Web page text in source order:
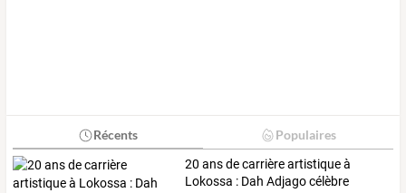
Récents Populaires
20 ansdecarrièreartistiqueà
Lokossa : Dah Adjagocélèbre